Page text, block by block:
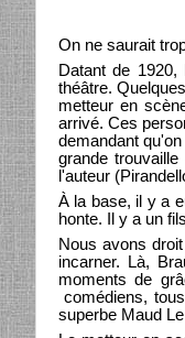
On ne saurait
Datant de
théâtre.
metteur en
arrivé. Ces
demandant
grande
l'auteur
À la base, il y a
honte. Il y a un
Nous avons
incarner. Là,
moments de
comédiens,
superbe Maud